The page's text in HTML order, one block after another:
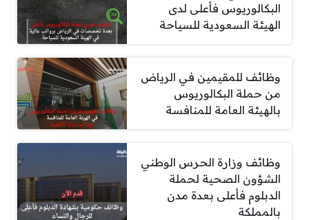
البكالوريوس فأعلى لدى
الهيئة السعودية للسياحة
وظائف للمقيمين في الرياض
من حملة البكالوريوس
بالهيئة العامة للمنافسة
وظائف وزارة الحرس الوطني
الشؤون الصحية لحملة
الدبلوم فأعلى بعدة مدن
بالمملكة